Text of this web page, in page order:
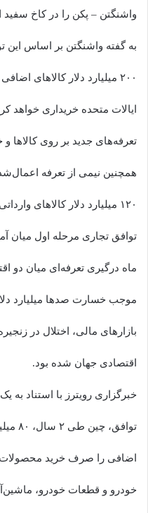
واشنگتن – پکن را در کاخ سفید
ایالات متحده خریداری خواهد
تعرفه‌های جدید بر روی
همچنین نیمی از تعرفه
۱٢٠ میلیارد دلار کالاهای وارداتی چینی را کاهش می‌دهد.
ماه درگیری تعرفه‌ای میان دو
موجب خسارت صدها میلیارد
بازارهای مالی، اختلال در
اقتصادی جهان شده بود.
خبرگزاری رویترز با استناد به
اضافی را صرف خرید محصولات
خودرو و قطعات خودرو،